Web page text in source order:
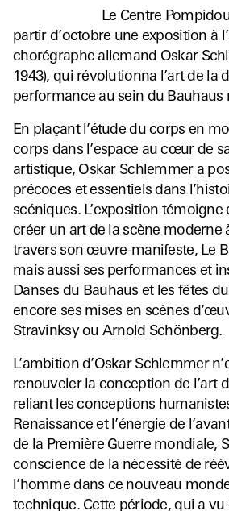
Le Centre
partir d’octobre une exposition à
chorégraphe allemand Oskar
1943), qui révolutionna l’art de la
performance au sein du Bauhaus
En plaçant l’étude du corps en
corps dans l’espace au cœur de
artistique, Oskar Schlemmer a
précoces et essentiels dans
scéniques. L’exposition témoigne
créer un art de la scène moderne
travers son œuvre-manifeste, Le
mais aussi ses performances et
Danses du Bauhaus et les fêtes
encore ses mises en scènes
Stravinksy ou Arnold Schönberg.
L’ambition d’Oskar Schlemmer
renouveler la conception de l’art
reliant les conceptions
Renaissance et l’énergie de
de la Première Guerre mondiale,
conscience de la nécessité de
l’homme dans ce nouveau
technique. Cette période, qui a vu